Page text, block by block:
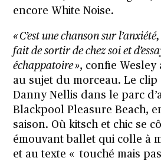
encore White Noise.
« C’est une chanson sur
fait de sortir de chez soi et
échappatoire », confie Wesley
au sujet du morceau. Le clip
Danny Nellis dans le parc
BlackpoolPleasure Beach,
saison. Où kitsch et chic se
émouvant ballet qui colle à
et au texte « touché mais